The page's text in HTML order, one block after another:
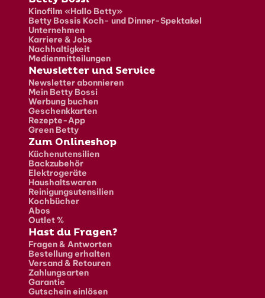
Kinofilm «Hallo Betty»
Betty Bossis Koch- und Dinner-Spektakel
Unternehmen
Karriere & Jobs
Nachhaltigkeit
Medienmitteilungen
Newsletter und Service
Newsletter abonnieren
Mein Betty Bossi
Werbung buchen
Geschenkkarten
Rezepte-App
Green Betty
Zum Onlineshop
Küchenutensilien
Backzubehör
Elektrogeräte
Haushaltswaren
Reinigungsutensilien
Kochbücher
Abos
Outlet %
Hast du Fragen?
Fragen & Antworten
Bestellung erhalten
Versand & Retouren
Zahlungsarten
Garantie
Gutschein einlösen